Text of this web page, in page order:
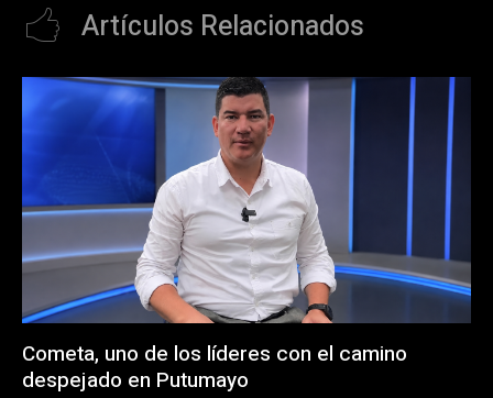
Artículos Relacionados
Cometa, uno de los líderes con el camino
despejado en Putumayo